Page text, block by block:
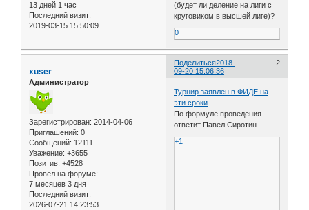
13 дней 1 час
Последний визит:
2019-03-15 15:50:09
(будет ли деление на лиги с
круговиком в высшей лиге)?
0
Поделиться 2
2018-
09-20 15:06:36
xuser
Администратор
Зарегистрирован: 2014-04-06
Приглашений: 0
Сообщений: 12111
Уважение: +3655
Позитив: +4528
Провел на форуме:
7 месяцев 3 дня
Последний визит:
2026-07-21 14:23:53
Турнир заявлен в ФИДЕ на
эти сроки
По формуле проведения
ответит Павел Сиротин
+1